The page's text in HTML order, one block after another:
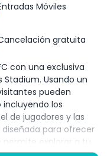
Móviles
gratuita
con una exclusiva
Usando un
pueden
los
de jugadores y las
para ofrecer
explorar a tu